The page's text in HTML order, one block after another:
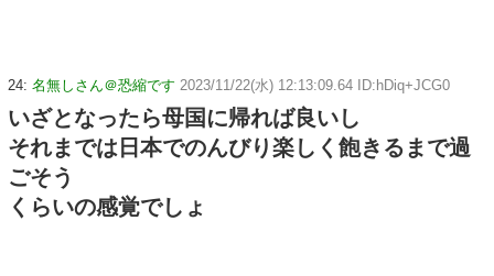
24: 名無しさん＠恐縮です 2023/11/22(水) 12:13:09.64 ID:hDiq+JCG0
いざとなったら母国に帰れば良いし
それまでは日本でのんびり楽しく飽きるまで過
ごそう
くらいの感覚でしょ